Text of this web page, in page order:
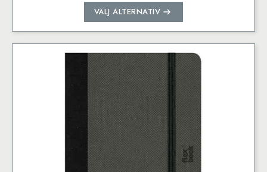
VÄLJ ALTERNATIV
Den
här
produkten
har
flera
varianter.
De
olika
alternativen
kan
väljas
på
produktsidan